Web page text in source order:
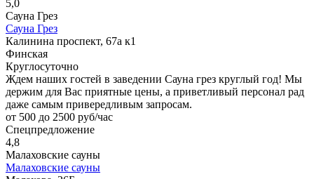
5,0
Сауна Грез
Сауна Грез
Калинина проспект, 67а к1
Финская
Круглосуточно
Ждем наших гостей в заведении Сауна грез круглый год! Мы
держим для Вас приятные цены, а приветливый персонал рад
даже самым привередливым запросам.
от 500 до 2500 руб/час
Спецпредложение
4,8
Малаховские сауны
Малаховские сауны